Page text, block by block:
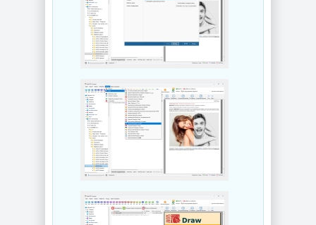
Редактирование
документов
PDFgear 2.1.18
Диспетчер задач
для Windows
AppControl
1.4.0.415